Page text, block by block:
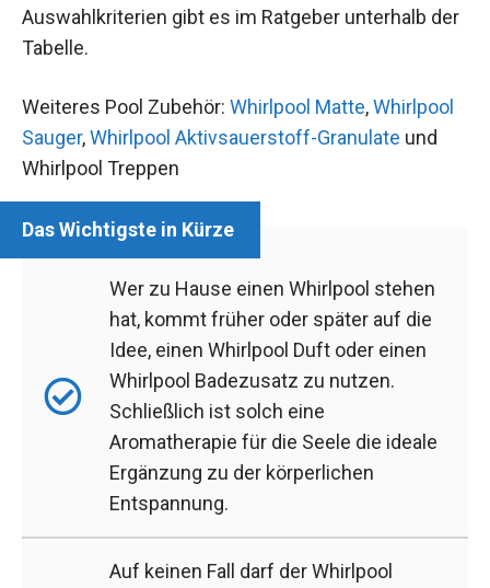
Auswahlkriterien gibt es im Ratgeber unterhalb der
Tabelle.
Weiteres Pool Zubehör: Whirlpool Matte,Whirlpool
Sauger,Whirlpool Aktivsauerstoff-Granulate und
Whirlpool Treppen
Wer zu Hause einen Whirlpool stehen
hat, kommt früher oder später auf die
Idee, einen Whirlpool Duft oder einen
Whirlpool Badezusatz zu nutzen.
Schließlich ist solch eine
Aromatherapie für die Seele die ideale
Ergänzung zu der körperlichen
Entspannung.
Auf keinen Fall darf der Whirlpool